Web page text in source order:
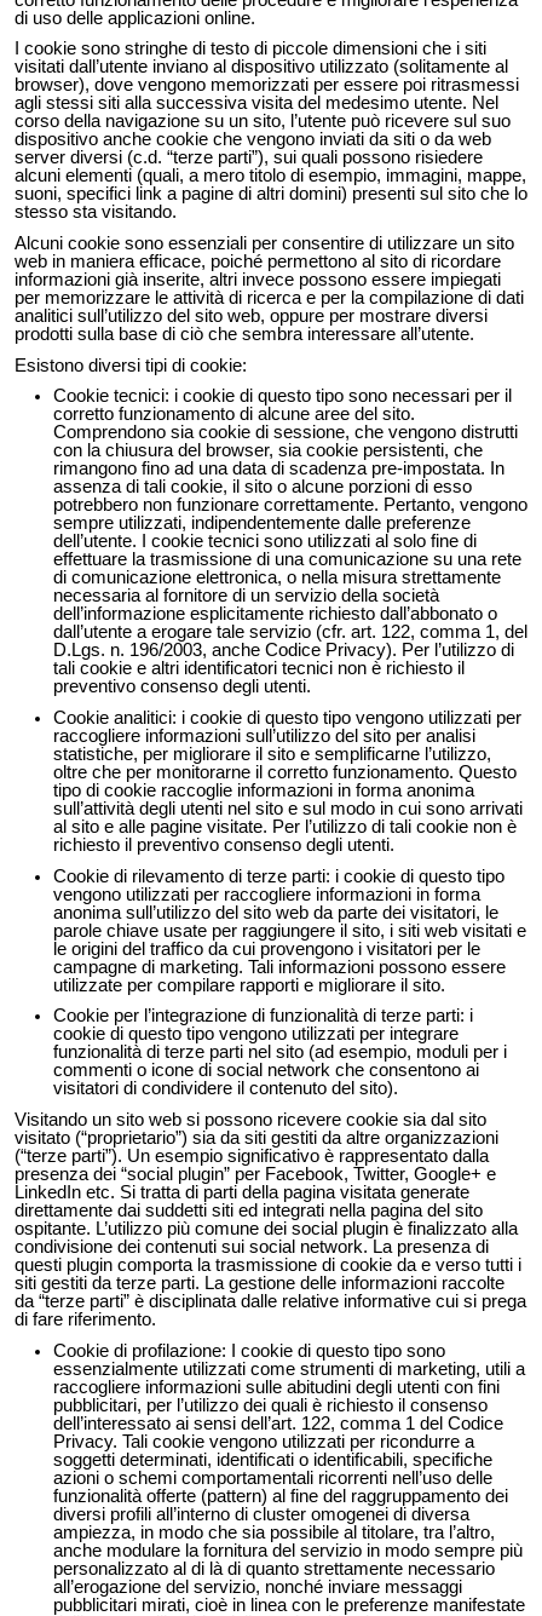
di uso delle applicazioni online.
I cookie sono stringhe di testo di piccole dimensioni che i siti
visitati dall’utente inviano al dispositivo utilizzato (solitamente al
browser), dove vengono memorizzati per essere poi ritrasmessi
agli stessi siti alla successiva visita del medesimo utente. Nel
corso della navigazione su un sito, l’utente può ricevere sul suo
dispositivo anche cookie che vengono inviati da siti o da web
server diversi (c.d. “terze parti”), sui quali possono risiedere
alcuni elementi (quali, a mero titolo di esempio, immagini, mappe,
suoni, specifici link a pagine di altri domini) presenti sul sito che lo
stesso sta visitando.
Alcuni cookie sono essenziali per consentire di utilizzare un sito
web in maniera efficace, poiché permettono al sito di ricordare
informazioni già inserite, altri invece possono essere impiegati
per memorizzare le attività di ricerca e per la compilazione di dati
analitici sull’utilizzo del sito web, oppure per mostrare diversi
prodotti sulla base di ciò che sembra interessare all’utente.
Esistono diversi tipi di cookie:
Cookie tecnici: i cookie di questo tipo sono necessari per il
corretto funzionamento di alcune aree del sito.
Comprendono sia cookie di sessione, che vengono distrutti
con la chiusura del browser, sia cookie persistenti, che
rimangono fino ad una data di scadenza pre-impostata. In
assenza di tali cookie, il sito o alcune porzioni di esso
potrebbero non funzionare correttamente. Pertanto, vengono
sempre utilizzati, indipendentemente dalle preferenze
dell’utente. I cookie tecnici sono utilizzati al solo fine di
effettuare la trasmissione di una comunicazione su una rete
di comunicazione elettronica, o nella misura strettamente
necessaria al fornitore di un servizio della società
dell’informazione esplicitamente richiesto dall’abbonato o
dall’utente a erogare tale servizio (cfr. art. 122, comma 1, del
D.Lgs. n. 196/2003, anche Codice Privacy). Per l’utilizzo di
tali cookie e altri identificatori tecnici non è richiesto il
preventivo consenso degli utenti.
Cookie analitici: i cookie di questo tipo vengono utilizzati per
raccogliere informazioni sull’utilizzo del sito per analisi
statistiche, per migliorare il sito e semplificarne l’utilizzo,
oltre che per monitorarne il corretto funzionamento. Questo
tipo di cookie raccoglie informazioni in forma anonima
sull’attività degli utenti nel sito e sul modo in cui sono arrivati
al sito e alle pagine visitate. Per l’utilizzo di tali cookie non è
richiesto il preventivo consenso degli utenti.
Cookie di rilevamento di terze parti: i cookie di questo tipo
vengono utilizzati per raccogliere informazioni in forma
anonima sull’utilizzo del sito web da parte dei visitatori, le
parole chiave usate per raggiungere il sito, i siti web visitati e
le origini del traffico da cui provengono i visitatori per le
campagne di marketing. Tali informazioni possono essere
utilizzate per compilare rapporti e migliorare il sito.
Cookie per l’integrazione di funzionalità di terze parti: i
cookie di questo tipo vengono utilizzati per integrare
funzionalità di terze parti nel sito (ad esempio, moduli per i
commenti o icone di social network che consentono ai
visitatori di condividere il contenuto del sito).
Visitando un sito web si possono ricevere cookie sia dal sito
visitato (“proprietario”) sia da siti gestiti da altre organizzazioni
(“terze parti”). Un esempio significativo è rappresentato dalla
presenza dei “social plugin” per Facebook, Twitter, Google+ e
LinkedIn etc. Si tratta di parti della pagina visitata generate
direttamente dai suddetti siti ed integrati nella pagina del sito
ospitante. L’utilizzo più comune dei social plugin è finalizzato alla
condivisione dei contenuti sui social network. La presenza di
questi plugin comporta la trasmissione di cookie da e verso tutti i
siti gestiti da terze parti. La gestione delle informazioni raccolte
da “terze parti” è disciplinata dalle relative informative cui si prega
di fare riferimento.
Cookie di profilazione: I cookie di questo tipo sono
essenzialmente utilizzati come strumenti di marketing, utili a
raccogliere informazioni sulle abitudini degli utenti con fini
pubblicitari, per l’utilizzo dei quali è richiesto il consenso
dell’interessato ai sensi dell’art. 122, comma 1 del Codice
Privacy. Tali cookie vengono utilizzati per ricondurre a
soggetti determinati, identificati o identificabili, specifiche
azioni o schemi comportamentali ricorrenti nell’uso delle
funzionalità offerte (pattern) al fine del raggruppamento dei
diversi profili all’interno di cluster omogenei di diversa
ampiezza, in modo che sia possibile al titolare, tra l’altro,
anche modulare la fornitura del servizio in modo sempre più
personalizzato al di là di quanto strettamente necessario
all’erogazione del servizio, nonché inviare messaggi
pubblicitari mirati, cioè in linea con le preferenze manifestate